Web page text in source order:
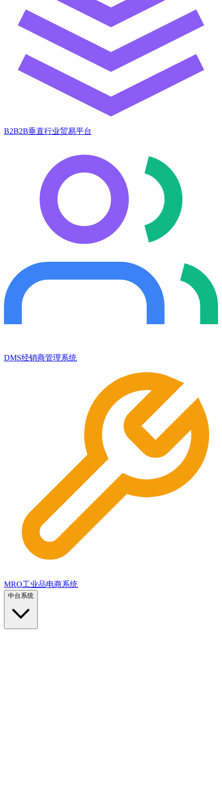
B2B2B垂直行业贸易平台
DMS经销商管理系统
MRO工业品电商系统
中台系统